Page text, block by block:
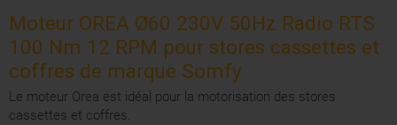
Moteur OREA Ø60 230V 50Hz Radio RTS
100 Nm 12 RPM pour stores cassettes et
coffres de marque Somfy
Le moteur Orea est idéal pour la motorisation des stores
cassettes et coffres.